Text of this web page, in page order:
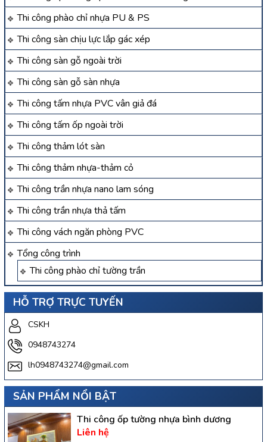
Thi công phào chỉ nhựa PU & PS
Thi công sàn chịu lực lắp gác xép
Thi công sàn gỗ ngoài trời
Thi công sàn gỗ sàn nhựa
Thi công tấm nhựa PVC vân giả đá
Thi công tấm ốp ngoài trời
Thi công thảm lót sàn
Thi công thảm nhựa-thảm cỏ
Thi công trần nhựa nano lam sóng
Thi công trần nhựa thả tấm
Thi công vách ngăn phòng PVC
Tổng công trình
Thi công phào chỉ tường trần
HỖ TRỢ TRỰC TUYẾN
CSKH
0948743274
lh0948743274@gmail.com
SẢN PHẨM NỔI BẬT
Thi công ốp tường nhựa bình dương
Liên hệ